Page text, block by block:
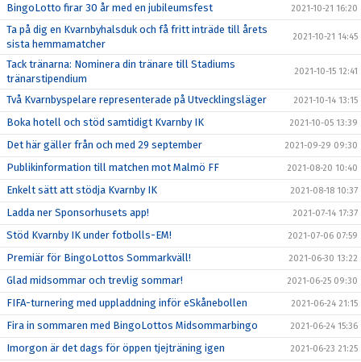
BingoLotto firar 30 år med en jubileumsfest 2021-10-21 16:20
Ta på dig en Kvarnbyhalsduk och få fritt inträde till årets
sista hemmamatcher
2021-10-21 14:45
Tack tränarna: Nominera din tränare till Stadiums
tränarstipendium
2021-10-15 12:41
Två Kvarnbyspelare representerade på Utvecklingsläger 2021-10-14 13:15
Boka hotell och stöd samtidigt Kvarnby IK 2021-10-05 13:39
Det här gäller från och med 29 september 2021-09-29 09:30
Publikinformation till matchen mot Malmö FF 2021-08-20 10:40
Enkelt sätt att stödja Kvarnby IK 2021-08-18 10:37
Ladda ner Sponsorhusets app! 2021-07-14 17:37
Stöd Kvarnby IK under fotbolls-EM! 2021-07-06 07:59
Premiär för BingoLottos Sommarkväll! 2021-06-30 13:22
Glad midsommar och trevlig sommar! 2021-06-25 09:30
FIFA-turnering med uppladdning inför eSkånebollen 2021-06-24 21:15
Fira in sommaren med BingoLottos Midsommarbingo 2021-06-24 15:36
Imorgon är det dags för öppen tjejträning igen 2021-06-23 21:25